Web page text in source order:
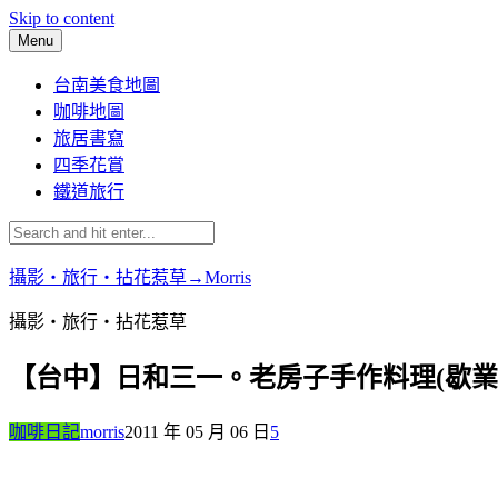
Skip to content
Menu
台南美食地圖
咖啡地圖
旅居書寫
四季花賞
鐵道旅行
攝影‧旅行‧拈花惹草→Morris
攝影‧旅行‧拈花惹草
【台中】日和三一。老房子手作料理(歇
咖啡日記morris2011 年 05 月 06 日 5